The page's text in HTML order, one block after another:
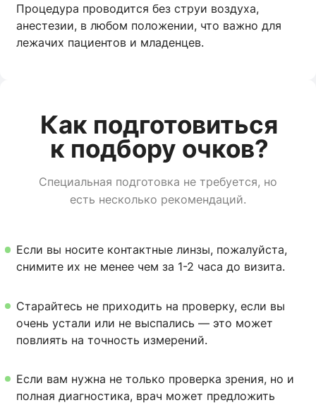
Процедура проводится без струи воздуха,
анестезии, в любом положении, что важно для
лежачих пациентов и младенцев.
Как подготовиться
к подбору очков?
Специальная подготовка не требуется, но
есть несколько рекомендаций.
Если вы носите контактные линзы, пожалуйста,
снимите их не менее чем за 1-2 часа до визита.
Старайтесь не приходить на проверку, если вы
очень устали или не выспались — это может
повлиять на точность измерений.
Если вам нужна не только проверка зрения, но и
полная диагностика, врач может предложить